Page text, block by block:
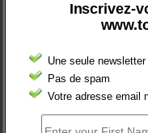
Inscrivez-
Une seule
Pas de spam
Votre adresse email
RÉDIGEZ UNE
>Décrire mon projet de